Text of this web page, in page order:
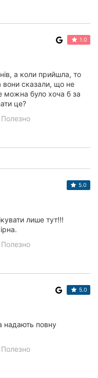
1.0
а коли прийшла, то
вони сказали, що не
можна було хоча б за
це?
Полезно
5.0
лише тут!!!
Полезно
5.0
надають повну
Полезно